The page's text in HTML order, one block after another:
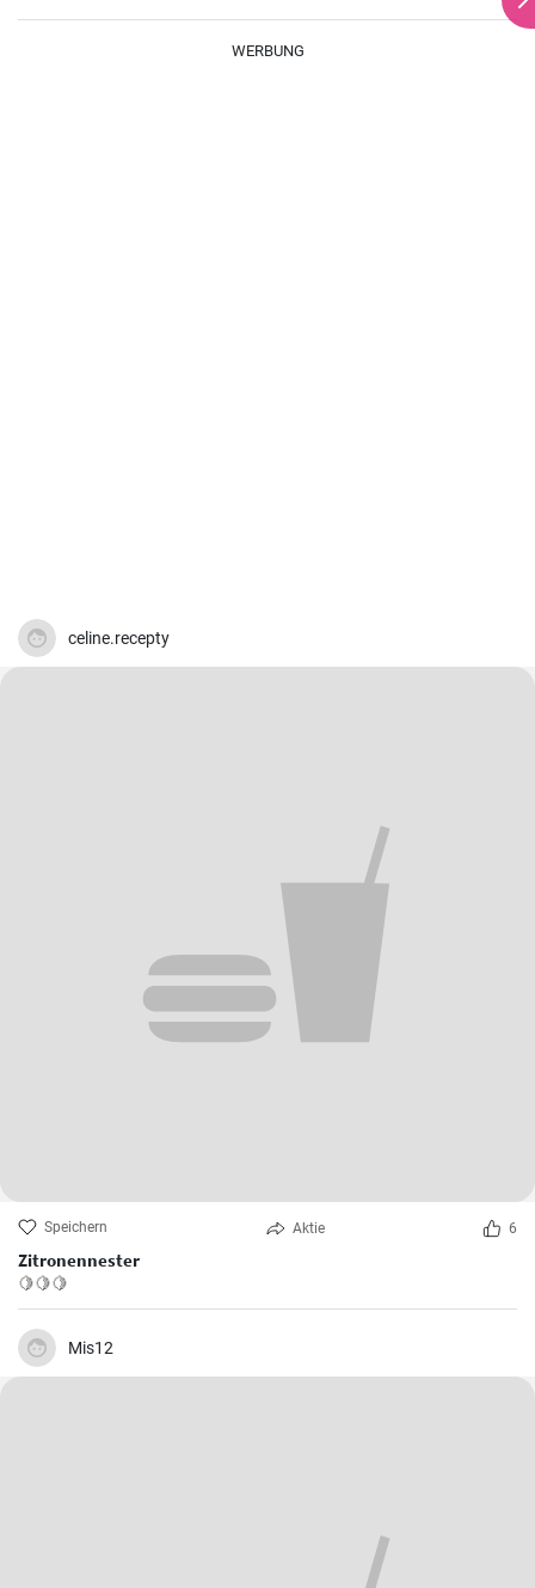
braten.
WERBUNG
celine.recepty
Speichern Aktie 6
Zitronennester
🍋🍋🍋
Mis12